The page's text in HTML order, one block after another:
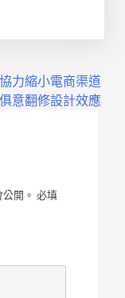
協力縮小電商渠道
意翻修設計效應
開。 必填